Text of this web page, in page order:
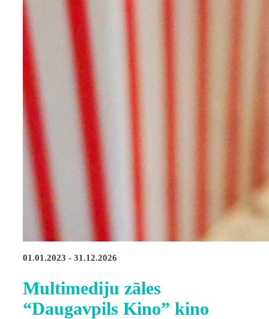
01.01.2023 - 31.12.2026
Multimediju zāles
“Daugavpils Kino” kino